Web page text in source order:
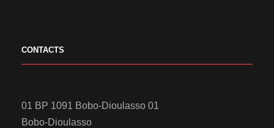
CONTACTS
01 BP 1091 Bobo-Dioulasso 01
Bobo-Dioulasso